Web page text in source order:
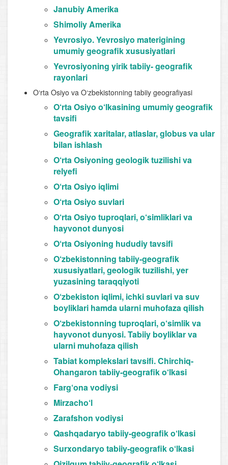
Janubiy Amerika
Shimoliy Amerika
Yevrosiyo. Yevrosiyo materigining
umumiy geografik xususiyatlari
Yevrosiyoning yirik tabiiy- geografik
rayonlari
O‘rta Osiyo va O‘zbekistonning tabiiy geografiyasi
O‘rta Osiyo o‘lkasining umumiy geografik
tavsifi
Geografik xaritalar, atlaslar, globus va ular
bilan ishlash
O‘rta Osiyoning geologik tuzilishi va
relyefi
O‘rta Osiyo iqlimi
O‘rta Osiyo suvlari
O‘rta Osiyo tuproqlari, o‘simliklari va
hayvonot dunyosi
O‘rta Osiyoning hududiy tavsifi
O‘zbekistonning tabiiy-geografik
xususiyatlari, geologik tuzilishi, yer
yuzasining taraqqiyoti
O‘zbekiston iqlimi, ichki suvlari va suv
boyliklari hamda ularni muhofaza qilish
O‘zbekistonning tuproqlari, o‘simlik va
hayvonot dunyosi. Tabiiy boyliklar va
ularni muhofaza qilish
Tabiat komplekslari tavsifi. Chirchiq-
Ohangaron tabiiy-geografik o‘lkasi
Farg‘ona vodiysi
Mirzacho‘l
Zarafshon vodiysi
Qashqadaryo tabiiy-geografik o‘lkasi
Surxondaryo tabiiy-geografik o‘lkasi